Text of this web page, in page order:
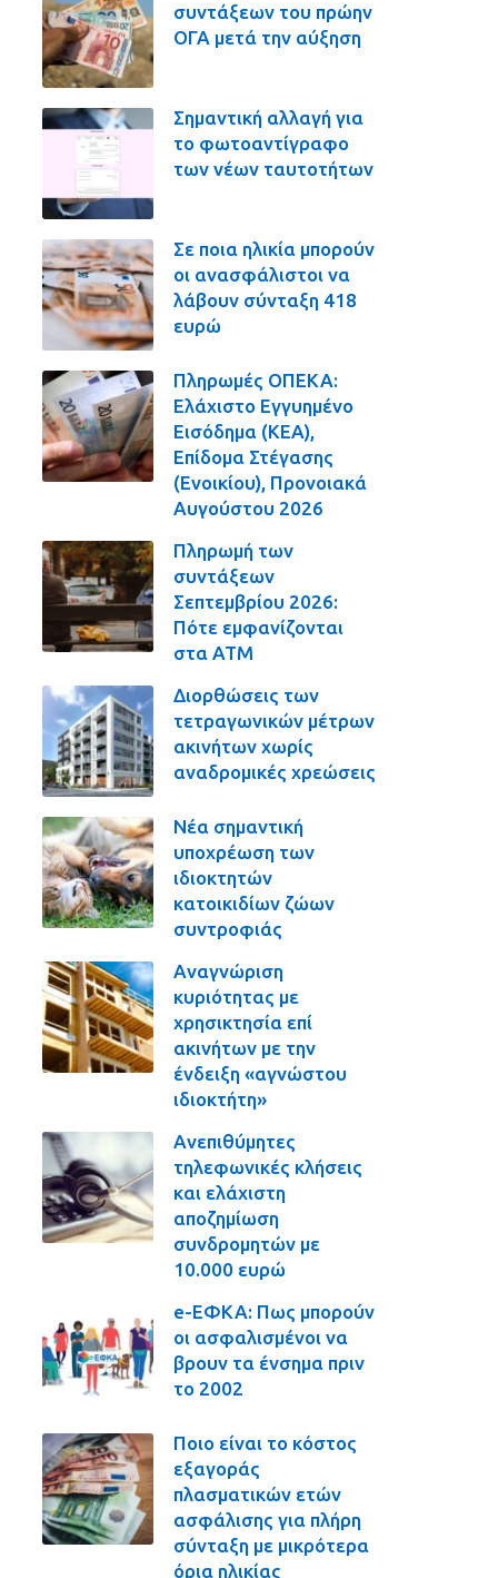
συντάξεων του πρώην
ΟΓΑ μετά την αύξηση
Σημαντική αλλαγή για
το φωτοαντίγραφο
των νέων ταυτοτήτων
Σε ποια ηλικία μπορούν
οι ανασφάλιστοι να
λάβουν σύνταξη 418
ευρώ
Πληρωμές ΟΠΕΚΑ:
Ελάχιστο Εγγυημένο
Εισόδημα (ΚΕΑ),
Επίδομα Στέγασης
(Ενοικίου), Προνοιακά
Αυγούστου 2026
Πληρωμή των
συντάξεων
Σεπτεμβρίου 2026:
Πότε εμφανίζονται
στα ΑΤΜ
Διορθώσεις των
τετραγωνικών μέτρων
ακινήτων χωρίς
αναδρομικές χρεώσεις
Νέα σημαντική
υποχρέωση των
ιδιοκτητών
κατοικιδίων ζώων
συντροφιάς
Αναγνώριση
κυριότητας με
χρησικτησία επί
ακινήτων με την
ένδειξη «αγνώστου
ιδιοκτήτη»
Ανεπιθύμητες
τηλεφωνικές κλήσεις
και ελάχιστη
αποζημίωση
συνδρομητών με
10.000 ευρώ
e-ΕΦΚΑ: Πως μπορούν
οι ασφαλισμένοι να
βρουν τα ένσημα πριν
το 2002
Ποιο είναι το κόστος
εξαγοράς
πλασματικών ετών
ασφάλισης για πλήρη
σύνταξη με μικρότερα
όρια ηλικίας